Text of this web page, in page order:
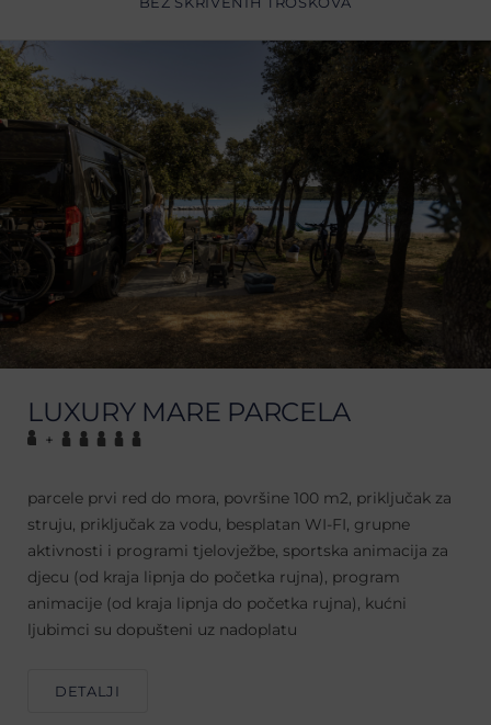
LUXURY MARE PARCELA
+
parcele prvi red do mora, površine 100 m2, priključak za
struju, priključak za vodu, besplatan WI-FI, grupne
aktivnosti i programi tjelovježbe, sportska animacija za
djecu (od kraja lipnja do početka rujna), program
animacije (od kraja lipnja do početka rujna), kućni
ljubimci su dopušteni uz nadoplatu
DETALJI